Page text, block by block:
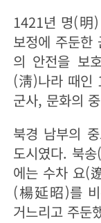
1421년 명(明
보정에 주둔한
의 안전을 보
(淸)나라 때인
군사, 문화의
북경 남부의
도시였다. 북
에는 수차 요(
(楊延昭)를 비
거느리고 주둔